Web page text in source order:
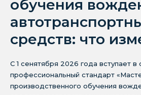
обучения
средств: что
С 1 сенятября 2026 года вступает в
профессиональный стандарт
производственного обучения